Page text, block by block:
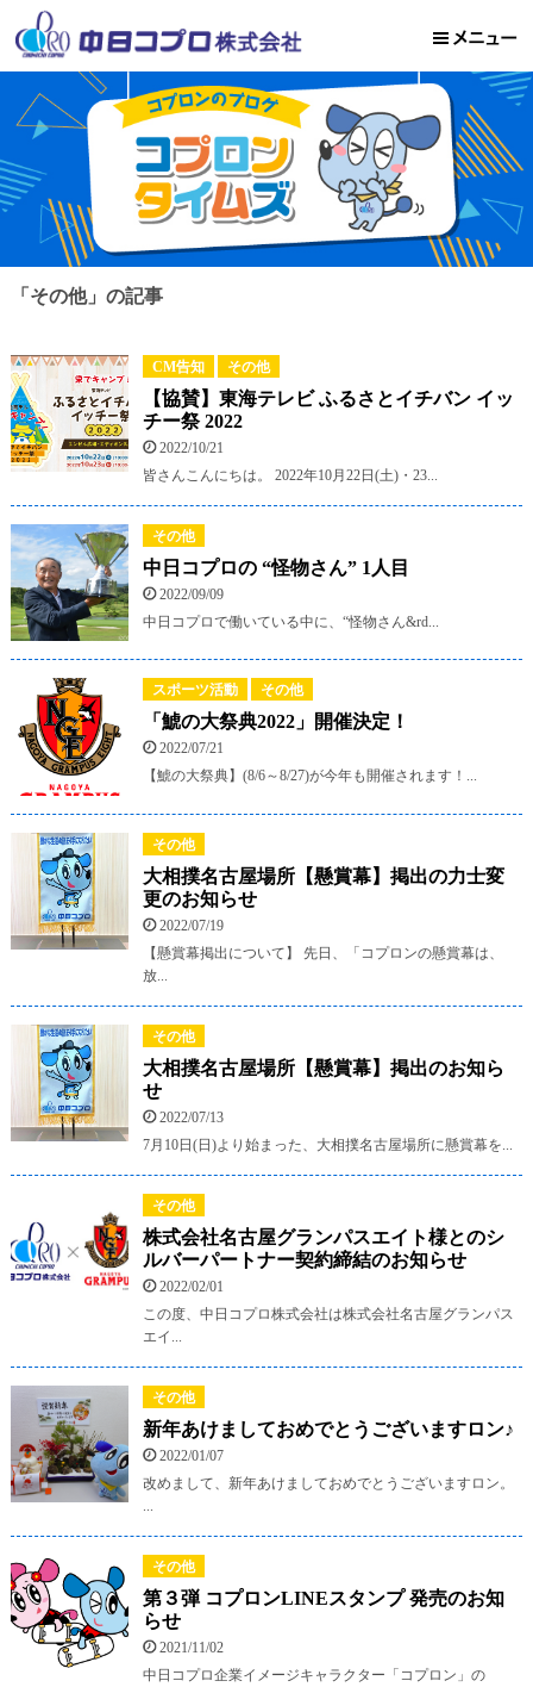
「その他」の記事
CM告知 その他
【協賛】東海テレビ ふるさとイチバン イッ
チー祭 2022
2022/10/21
皆さんこんにちは。 2022年10月22日(土)・23...
その他
中日コプロの “怪物さん” 1人目
2022/09/09
中日コプロで働いている中に、“怪物さん&rd...
スポーツ活動 その他
「鯱の大祭典2022」開催決定！
2022/07/21
【鯱の大祭典】(8/6～8/27)が今年も開催されます！...
その他
大相撲名古屋場所【懸賞幕】掲出の力士変
更のお知らせ
2022/07/19
【懸賞幕掲出について】 先日、「コプロンの懸賞幕は、
放...
その他
大相撲名古屋場所【懸賞幕】掲出のお知ら
せ
2022/07/13
7月10日(日)より始まった、大相撲名古屋場所に懸賞幕を...
その他
株式会社名古屋グランパスエイト様とのシ
ルバーパートナー契約締結のお知らせ
2022/02/01
この度、中日コプロ株式会社は株式会社名古屋グランパス
エイ...
その他
新年あけましておめでとうございますロン♪
2022/01/07
改めまして、新年あけましておめでとうございますロン。
...
その他
第３弾 コプロンLINEスタンプ 発売のお知
らせ
2021/11/02
中日コプロ企業イメージキャラクター「コプロン」の